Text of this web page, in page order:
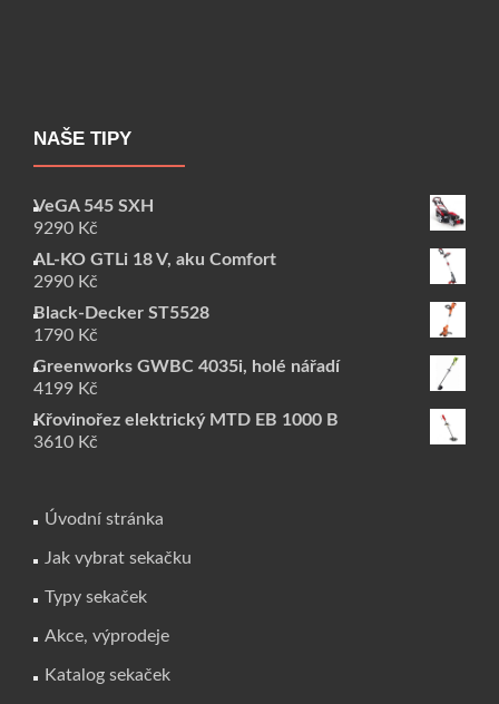
NAŠE TIPY
VeGA 545 SXH
9290 Kč
AL-KO GTLi 18 V, aku Comfort
2990 Kč
Black-Decker ST5528
1790 Kč
Greenworks GWBC 4035i, holé nářadí
4199 Kč
Křovinořez elektrický MTD EB 1000 B
3610 Kč
Úvodní stránka
Jak vybrat sekačku
Typy sekaček
Akce, výprodeje
Katalog sekaček